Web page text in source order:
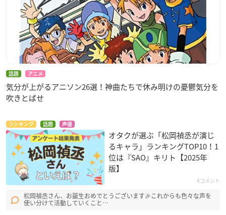
話題 アニメ
気分が上がるアニソン26選！神曲たちで休み明けの憂鬱気分を
吹きとばせ
ランキング 話題 声優
オタクが選ぶ「松岡禎丞が演じ
るキャラ」ランキングTOP10！1
位は『SAO』キリト【2025年
版】
4コメント
松岡禎丞さん、お誕生おめでとうございます🎉これからも色々な声を
使い分けて活動していくこと…